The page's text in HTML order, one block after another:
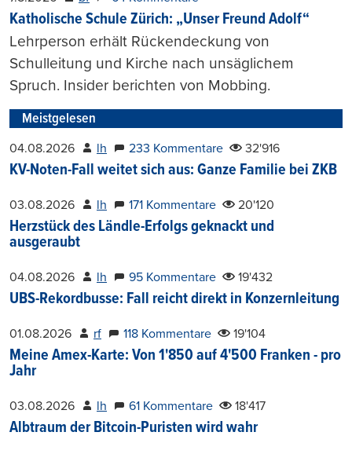
Katholische Schule Zürich: „Unser Freund Adolf“
Lehrperson erhält Rückendeckung von
Schulleitung und Kirche nach unsäglichem
Spruch. Insider berichten von Mobbing.
Meistgelesen
04.08.2026 lh 233 Kommentare 32'916
KV-Noten-Fall weitet sich aus: Ganze Familie bei ZKB
03.08.2026 lh 171 Kommentare 20'120
Herzstück des Ländle-Erfolgs geknackt und
ausgeraubt
04.08.2026 lh 95 Kommentare 19'432
UBS-Rekordbusse: Fall reicht direkt in Konzernleitung
01.08.2026 rf 118 Kommentare 19'104
Meine Amex-Karte: Von 1'850 auf 4'500 Franken - pro
Jahr
03.08.2026 lh 61 Kommentare 18'417
Albtraum der Bitcoin-Puristen wird wahr